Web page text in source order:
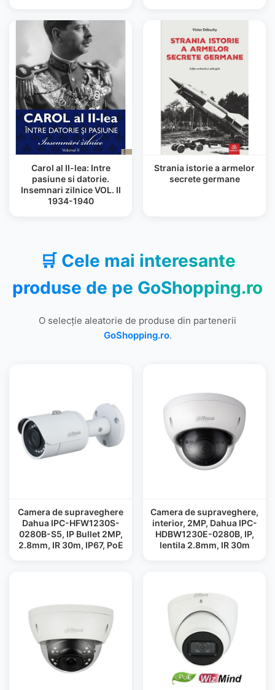
Carol al II-lea: Intre
pasiune si datorie.
Insemnari zilnice VOL. II
1934-1940
Strania istorie a armelor
secrete germane
🛒 Cele mai interesante
produse de pe GoShopping.ro
O selecție aleatorie de produse din partenerii
GoShopping.ro.
Camera de supraveghere
Dahua IPC-HFW1230S-
0280B-S5, IP Bullet 2MP,
2.8mm, IR 30m, IP67, PoE
Camera de supraveghere,
interior, 2MP, Dahua IPC-
HDBW1230E-0280B, IP,
lentila 2.8mm, IR 30m